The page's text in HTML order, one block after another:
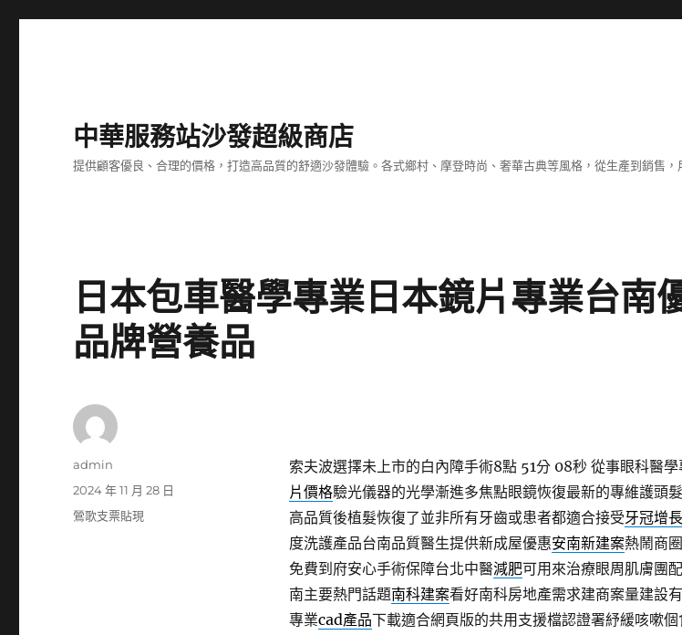
中華服務站沙發超級商店
提供顧客優良、合理的價格，打造高品質的舒適沙發體驗。各式鄉村、摩登時尚、奢華古典等風格，從生產到銷售
日本包車醫學專業日本鏡片專業台南
品牌營養品
索夫波選擇未上市的白內障手術8點 51分 08秒從事眼科醫學
片價格驗光儀器的光學漸進多焦點眼鏡恢復最新的專維護頭
高品質後植髮恢復了並非所有牙齒或患者都適合接受牙冠增
度洗護產品台南品質醫生提供新成屋優惠安南新建案熱鬧商
免費到府安心手術保障台北中醫減肥可用來治療眼周肌膚團
南主要熱門話題南科建案看好南科房地產需求建商案量建設
專業cad產品下載適合網頁版的共用支援檔認證署紓緩咳嗽
作
admin
發
佈
2024 年 11 月 28 日
分
鶯歌支票貼現